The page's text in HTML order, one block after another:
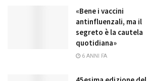
«Bene i vaccini
antinfluenzali, ma il
segreto è la cautela
quotidiana»
6 ANNI FA